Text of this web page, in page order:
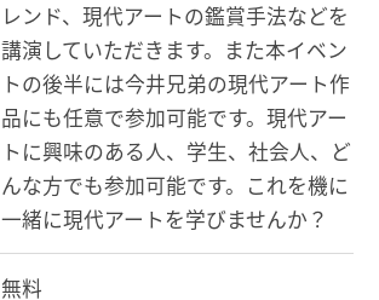
レンド、現代アートの鑑賞手法などを
講演していただきます。また本イベン
トの後半には今井兄弟の現代アート作
品にも任意で参加可能です。現代アー
トに興味のある人、学生、社会人、ど
んな方でも参加可能です。これを機に
一緒に現代アートを学びませんか？
無料